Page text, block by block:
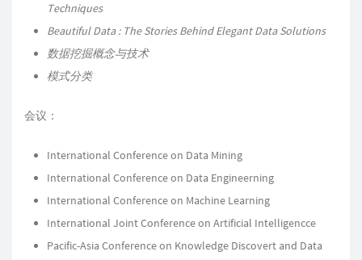
Techniques
Beautiful Data : The Stories Behind Elegant Data Solutions
数据挖掘概念与技术
模式分类
会议：
International Conference on Data Mining
International Conference on Data Engineerning
International Conference on Machine Learning
International Joint Conference on Artificial Intelligencce
Pacific-Asia Conference on Knowledge Discovert and Data